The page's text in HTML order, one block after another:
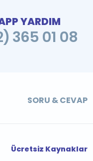
YARDIM
365 01 08
SORU & CEVAP
Ücretsiz Kaynaklar